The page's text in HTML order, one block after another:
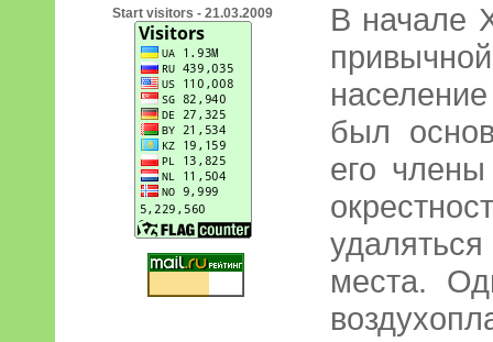
Start visitors - 21.03.2009
В начале
был
его
места.